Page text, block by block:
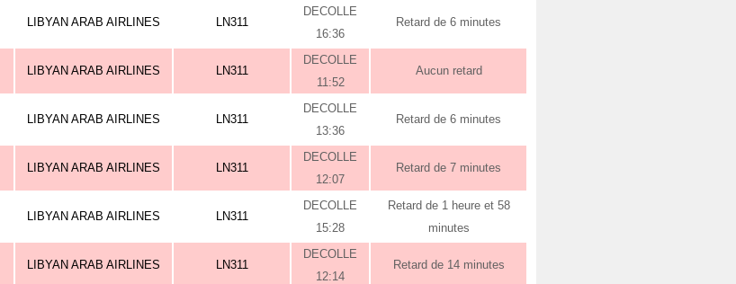
LIBYAN ARAB AIRLINES LN311
DECOLLE
16:36
Retard de 6 minutes
LIBYAN ARAB AIRLINES LN311
DECOLLE
11:52
Aucun retard
LIBYAN ARAB AIRLINES LN311
DECOLLE
13:36
Retard de 6 minutes
LIBYAN ARAB AIRLINES LN311
DECOLLE
12:07
Retard de 7 minutes
LIBYAN ARAB AIRLINES LN311
DECOLLE
15:28
Retard de 1 heure et 58
minutes
LIBYAN ARAB AIRLINES LN311
DECOLLE
12:14
Retard de 14 minutes